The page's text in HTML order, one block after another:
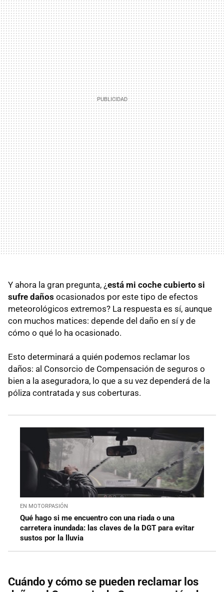
Y ahora la gran pregunta, ¿está mi coche cubierto si
sufre daños ocasionados por este tipo de efectos
meteorológicos extremos? La respuesta es sí, aunque
con muchos matices: depende del daño en sí y de
cómo o qué lo ha ocasionado.
Esto determinará a quién podemos reclamar los
daños: al Consorcio de Compensación de seguros o
bien a la aseguradora, lo que a su vez dependerá de la
póliza contratada y sus coberturas.
EN MOTORPASIÓN
Qué hago si me encuentro con una riada o una
carretera inundada: las claves de la DGT para evitar
sustos por la lluvia
Cuándo y cómo se pueden reclamar los